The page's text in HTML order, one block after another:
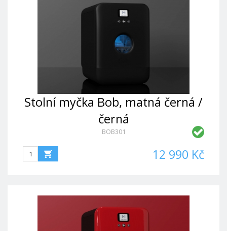
Stolní myčka Bob, matná černá /
černá
BOB301
12 990 Kč